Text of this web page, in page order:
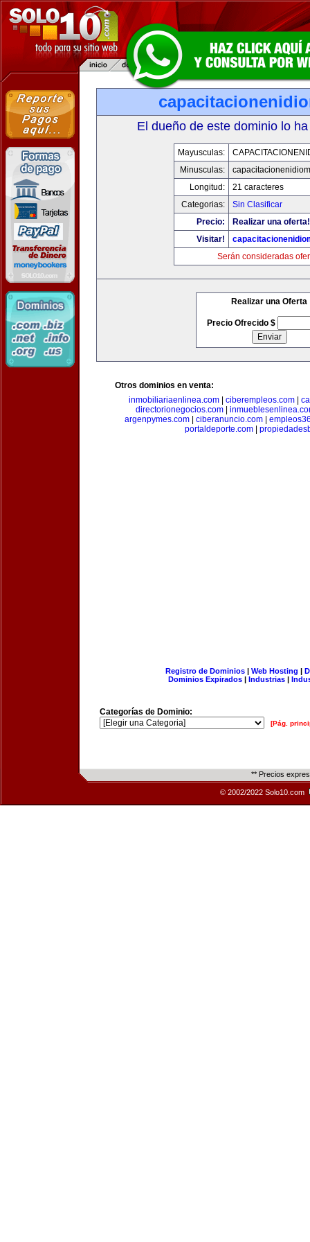
El dueño de este dominio lo
Mayusculas:
Minusculas:
Longitud:
21 caracteres
Categorias:
Sin Clasificar
Precio:
Realizar una oferta!
Visitar!
Serán consideradas
Realizar una Oferta
Precio Ofrecido $
Otros dominios en venta:
inmobiliariaenlinea.com| ciberempleos.com|
directorionegocios.com
argenpymes.com| ciberanuncio.com|
portaldeporte.com|
Registro de Dominios| Web Hosting |
Dominios Expirados | Industrias |
Categorías de Dominio:
[Pág.
** Precios
© 2002/2022 Solo10.com